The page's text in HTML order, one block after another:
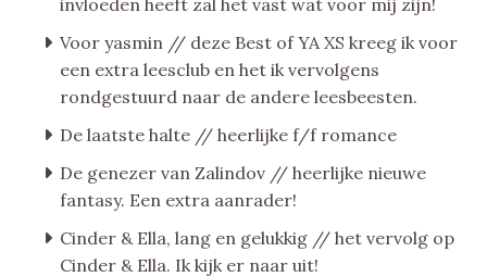
Voor yasmin // deze Best of YA XS kreeg ik voor
een extra leesclub en het ik vervolgens
rondgestuurd naar de andere leesbeesten.
De laatste halte // heerlijke f/f romance
De genezer van Zalindov // heerlijke nieuwe
fantasy. Een extra aanrader!
Cinder & Ella, lang en gelukkig // het vervolg op
Cinder & Ella. Ik kijk er naar uit!